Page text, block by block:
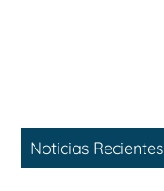
Noticias Recientes